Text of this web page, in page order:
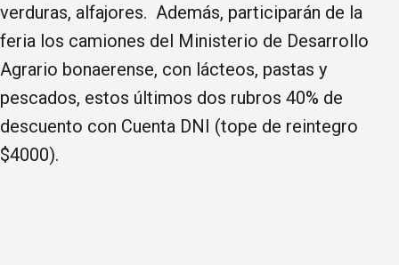
verduras, alfajores. Además, participarán de la
feria los camiones del Ministerio de Desarrollo
Agrario bonaerense, con lácteos, pastas y
pescados, estos últimos dos rubros 40% de
descuento con Cuenta DNI (tope de reintegro
$4000).